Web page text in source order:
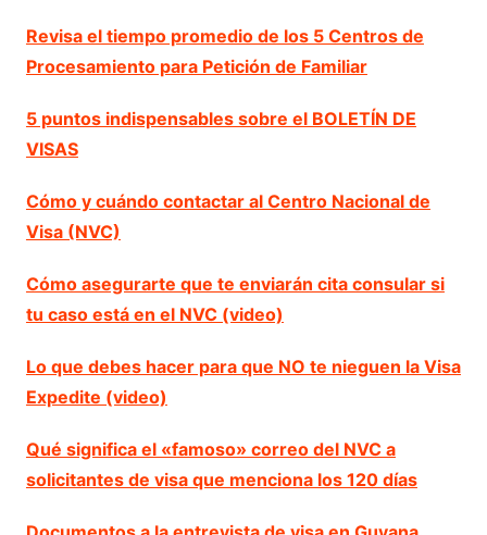
Revisa el tiempo promedio de los 5 Centros de
Procesamiento para Petición de Familiar
5 puntos indispensables sobre el BOLETÍN DE
VISAS
Cómo y cuándo contactar al Centro Nacional de
Visa (NVC)
Cómo asegurarte que te enviarán cita consular si
tu caso está en el NVC (video)
Lo que debes hacer para que NO te nieguen la Visa
Expedite (video)
Qué significa el «famoso» correo del NVC a
solicitantes de visa que menciona los 120 días